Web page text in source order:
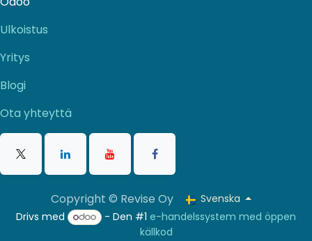
Ulkoistus
Yritys
Blogi
Ota yhteyttä
Copyright © Revise Oy
Svenska
Drivs med
- Den #1 e-handelssystem med öppen
källkod